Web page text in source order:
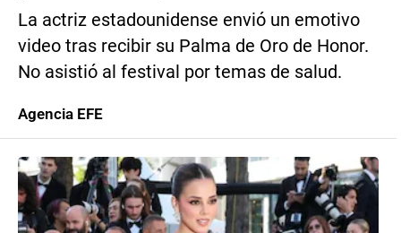
La actriz estadounidense envió un emotivo
video tras recibir su Palma de Oro de Honor.
No asistió al festival por temas de salud.
Agencia EFE